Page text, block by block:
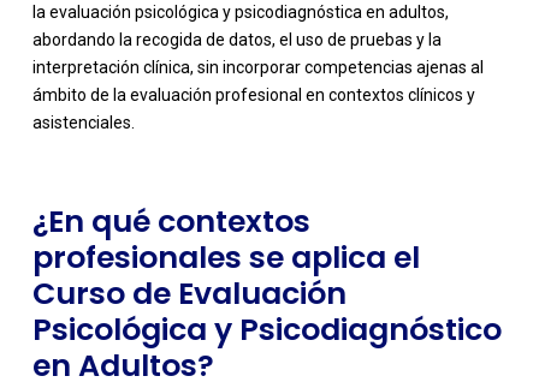
la evaluación psicológica y psicodiagnóstica en adultos,
abordando la recogida de datos, el uso de pruebas y la
interpretación clínica, sin incorporar competencias ajenas al
ámbito de la evaluación profesional en contextos clínicos y
asistenciales.
-
¿En qué contextos
profesionales se aplica el
Curso de Evaluación
Psicológica y Psicodiagnóstico
en Adultos?